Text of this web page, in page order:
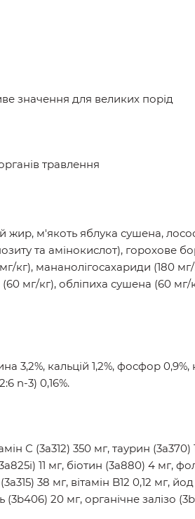
значення для великих порід
травлення
жир, м'якоть яблука сушена,
та амінокислот), горохове
кг), мананолігосахариди (180
мг/кг), обліпиха сушена (60 мг/
3,2%, кальцій 1,2%, фосфор 0,9%,
n-3) 0,16%.
С (3a312) 350 мг, таурин (3a370)
11 мг, біотин (3a880) 4 мг,
38 мг, вітамін B12 0,12 мг,
20 мг, органічне залізо